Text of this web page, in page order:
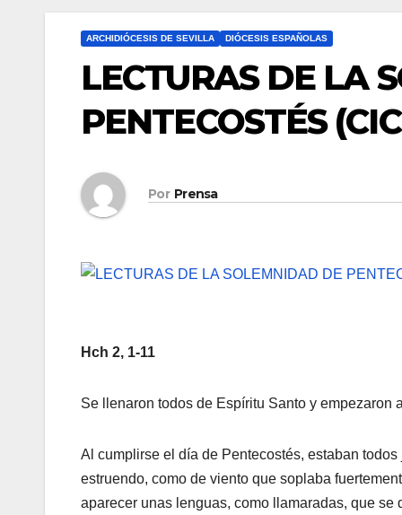
ARCHIDIÓCESIS DE SEVILLA DIÓCESIS ESPAÑOLAS
LECTURAS DE LA
PENTECOSTÉS
Por Prensa
Hch 2, 1-11
Se llenaron todos de Espíritu Santo y empezaron
Al cumplirse el día de Pentecostés, estaban
estruendo, como de viento que soplaba
aparecer unas lenguas, como llamaradas, que